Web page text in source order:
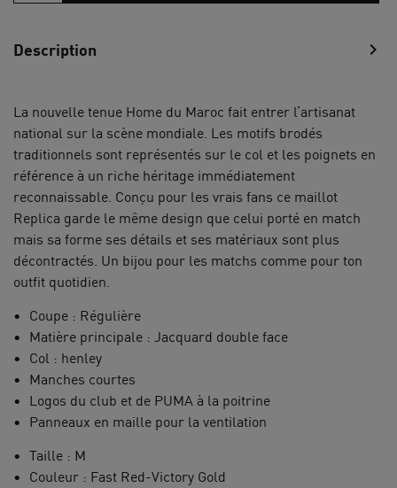
Description chevron_right
La nouvelle tenue Home du Maroc fait entrer l’artisanat
national sur la scène mondiale. Les motifs brodés
traditionnels sont représentés sur le col et les poignets en
référence à un riche héritage immédiatement
reconnaissable. Conçu pour les vrais fans ce maillot
Replica garde le même design que celui porté en match
mais sa forme ses détails et ses matériaux sont plus
décontractés. Un bijou pour les matchs comme pour ton
outfit quotidien.
Coupe : Régulière
Matière principale : Jacquard double face
Col : henley
Manches courtes
Logos du club et de PUMA à la poitrine
Panneaux en maille pour la ventilation
Taille : M
Couleur : Fast Red-Victory Gold